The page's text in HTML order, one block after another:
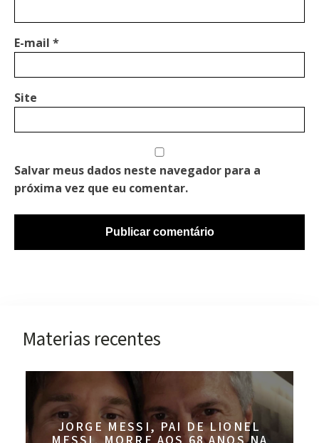
E-mail *
Site
Salvar meus dados neste navegador para a
próxima vez que eu comentar.
Materias recentes
JORGE MESSI, PAI DE LIONEL